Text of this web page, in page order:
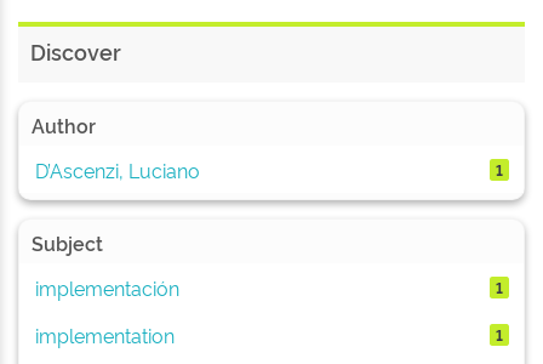
Discover
Author
D’Ascenzi, Luciano
1
Subject
implementación
1
implementation 1